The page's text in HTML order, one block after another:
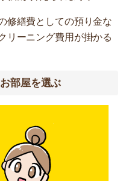
修繕費としての預り金な
リーニング費用が掛かる
部屋を選ぶ